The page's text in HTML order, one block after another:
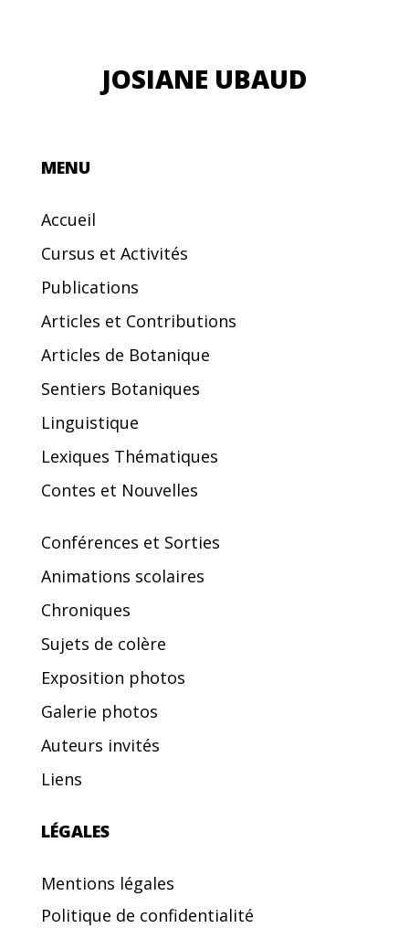
JOSIANE UBAUD
MENU
Accueil
Cursus et Activités
Publications
Articles et Contributions
Articles de Botanique
Sentiers Botaniques
Linguistique
Lexiques Thématiques
Contes et Nouvelles
Conférences et Sorties
Animations scolaires
Chroniques
Sujets de colère
Exposition photos
Galerie photos
Auteurs invités
Liens
LÉGALES
Mentions légales
Politique de confidentialité